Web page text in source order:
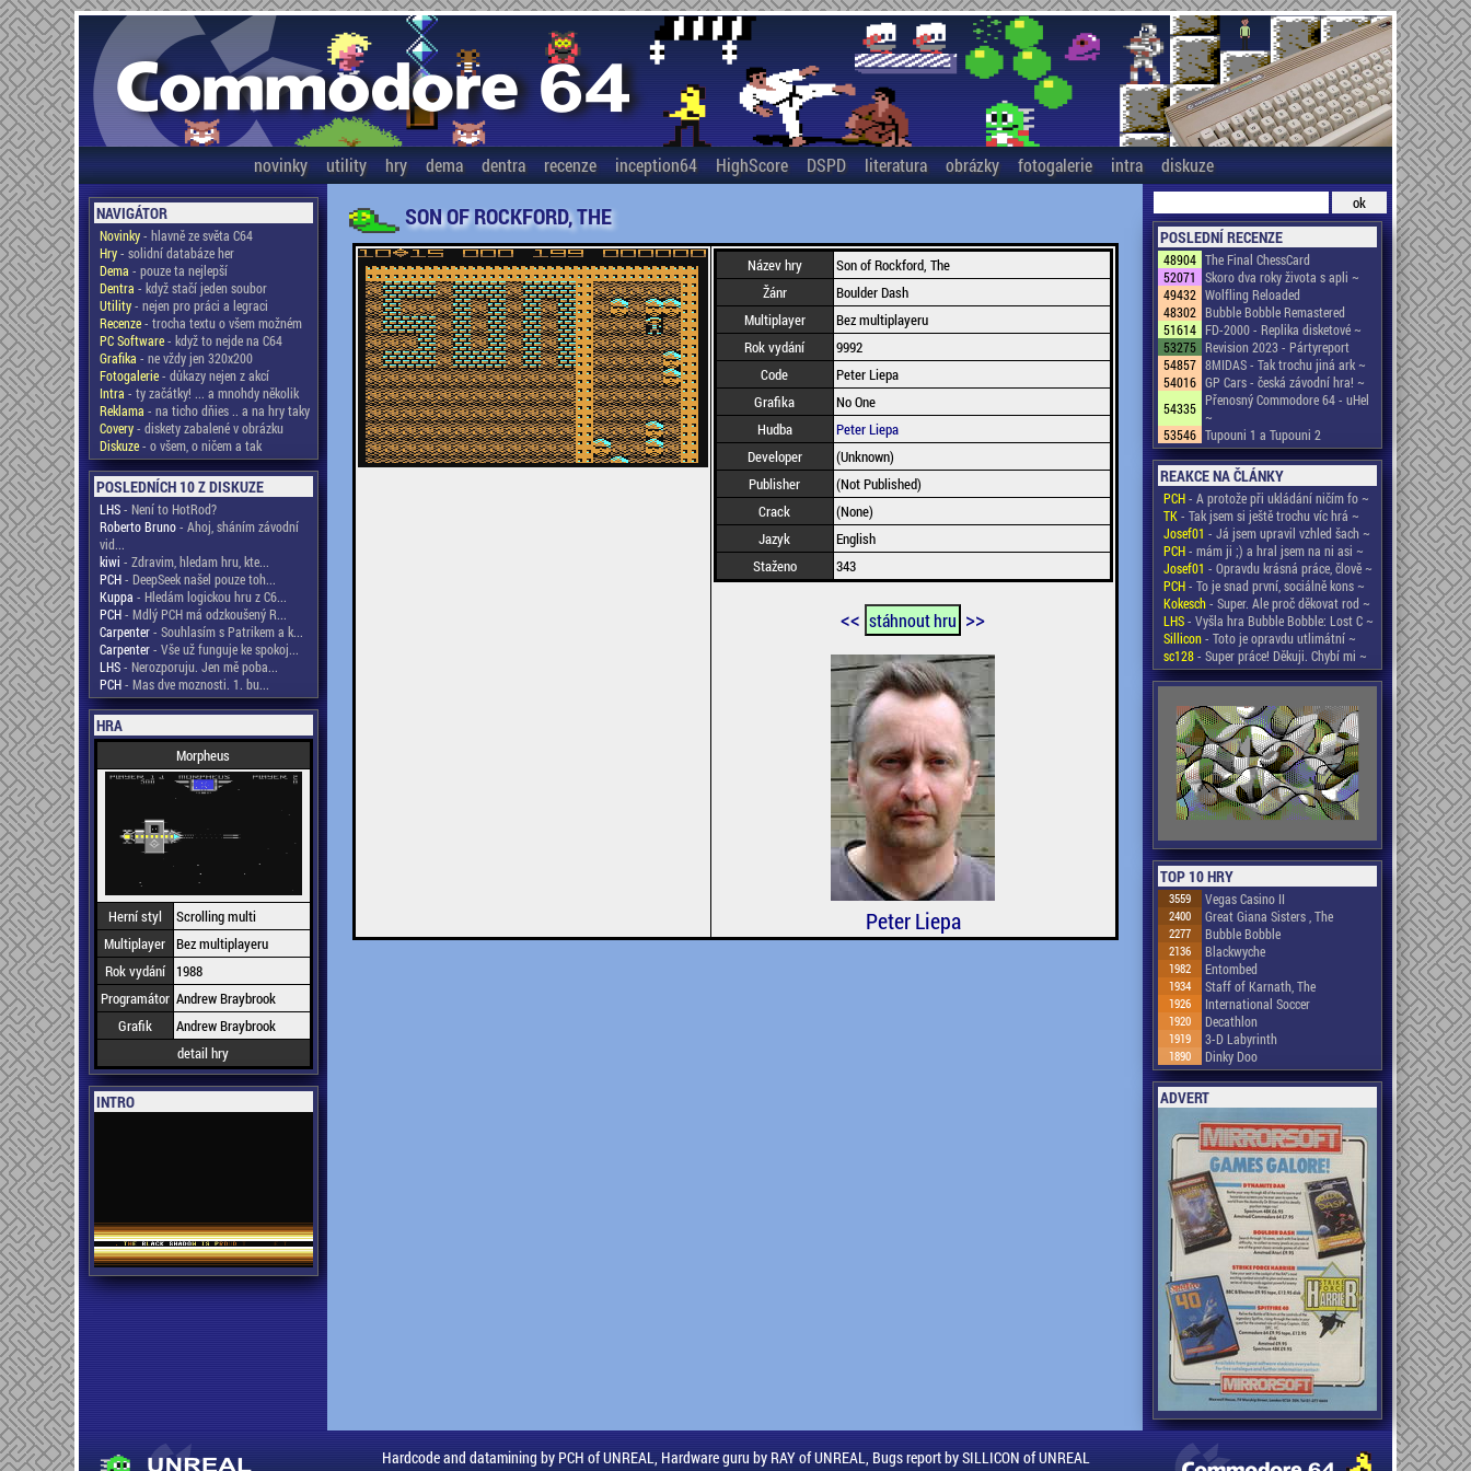
novinky utility hry dema dentra recenze inception64 HighScore DSPD literatura obrázky fotogalerie intra diskuze
NAVIGÁTOR
Novinky- hlavně ze světa C64
Hry- solidní databáze her
Dema - pouze ta nejlepší
Dentra - když stačí jeden soubor
Utility- nejen pro práci a legraci
Recenze- trocha textu o všem možném
PC Software- když to nejde na C64
Grafika - ne vždy jen 320x200
Fotogalerie- důkazy nejen z akcí
Intra - ty začátky! ... a mnohdy několik
Reklama - na ticho dňies .. a na hry taky
Covery- diskety zabalené v obrázku
Diskuze- o všem, o ničem a tak
POSLEDNÍCH 10 Z DISKUZE
LHS- Není to HotRod?
Roberto Bruno- Ahoj, sháním závodní
vid...
kiwi - Zdravim, hledam hru, kte...
PCH- DeepSeek našel pouze toh...
Kuppa - Hledám logickou hru z C6...
PCH- Mdlý PCH má odzkoušený R...
Carpenter- Souhlasím s Patrikem a k...
Carpenter- Vše už funguje ke spokoj...
LHS- Nerozporuju. Jen mě poba...
PCH- Mas dve moznosti. 1. bu...
HRA
Morpheus
Herní styl
Scrolling multi
Multiplayer Bez multiplayeru
Rok vydání
1988
Programátor Andrew Braybrook
Grafik
Andrew Braybrook
detail hry
INTRO
SON OF ROCKFORD, THE
Název hry
Son of Rockford, The
Žánr
Boulder Dash
Multiplayer
Bez multiplayeru
Rok vydání
9992
Code
Peter Liepa
Grafika
No One
Hudba
Peter Liepa
Developer
(Unknown)
Publisher
(Not Published)
Crack
(None)
Jazyk
English
Staženo
343
<< stáhnout hru >>
Peter Liepa
POSLEDNÍ RECENZE
48904 The Final ChessCard
52071
Skoro dva roky života s apli ~
49432 Wolfling Reloaded
48302 Bubble Bobble Remastered
51614 FD-2000 - Replika disketové ~
53275 Revision 2023 - Pártyreport
54857 8MIDAS - Tak trochu jiná ark ~
54016 GP Cars - česká závodní hra! ~
54335 Přenosný Commodore 64 - uHel
~
53546 Tupouni 1 a Tupouni 2
REAKCE NA ČLÁNKY
PCH- A protože při ukládání ničím fo ~
TK- Tak jsem si ještě trochu víc hrá ~
Josef01 - Já jsem upravil vzhled šach ~
PCH- mám ji ;) a hral jsem na ni asi ~
Josef01 - Opravdu krásná práce, člově ~
PCH- To je snad první, sociálně kons ~
Kokesch- Super. Ale proč děkovat rod ~
LHS- Vyšla hra Bubble Bobble: Lost C ~
Sillicon- Toto je opravdu utlimátní ~
sc128- Super práce! Děkuji. Chybí mi ~
TOP 10 HRY
3559 Vegas Casino II
2400 Great Giana Sisters , The
2277 Bubble Bobble
2136 Blackwyche
1982 Entombed
1934 Staff of Karnath, The
1926 International Soccer
1920 Decathlon
1919 3-D Labyrinth
1890 Dinky Doo
ADVERT
Hardcode and datamining by PCH of UNREAL, Hardware guru by RAY of UNREAL, Bugs report by SILLICON of UNREAL